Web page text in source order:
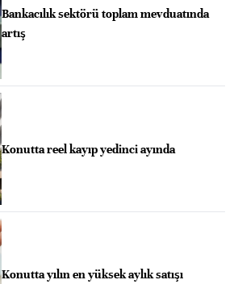
Bankacılık sektörü toplam mevduatında
artış
Konutta reel kayıp yedinci ayında
Konutta yılın en yüksek aylık satışı